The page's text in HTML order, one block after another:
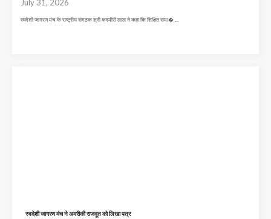
July 31, 2026
स्वदेशी जागरण मंच के राष्ट्रीय संगठक श्री कश्मीरी लाल ने कहा कि शिक्षित समा� ...
स्वदेशी जागरण मंच ने अमरीकी राजदूत को लिखा पत्र